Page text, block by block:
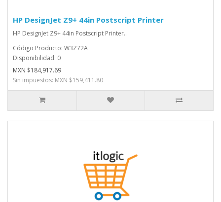
HP DesignJet Z9+ 44in Postscript Printer
HP DesignJet Z9+ 44in Postscript Printer..
Código Producto: W3Z72A
Disponibilidad: 0
MXN $184,917.69
Sin impuestos: MXN $159,411.80